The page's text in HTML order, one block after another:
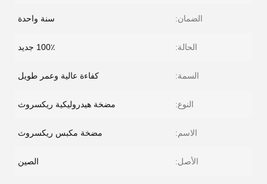
الضمان: سنة واحدة
الحالة: 100٪ جديد
السمة: كفاءة عالية وعمر طويل
النوع: مضخة هيدروليكية ريكسروث
الاسم: مضخة مكبس ريكسروث
الأصل: الصين